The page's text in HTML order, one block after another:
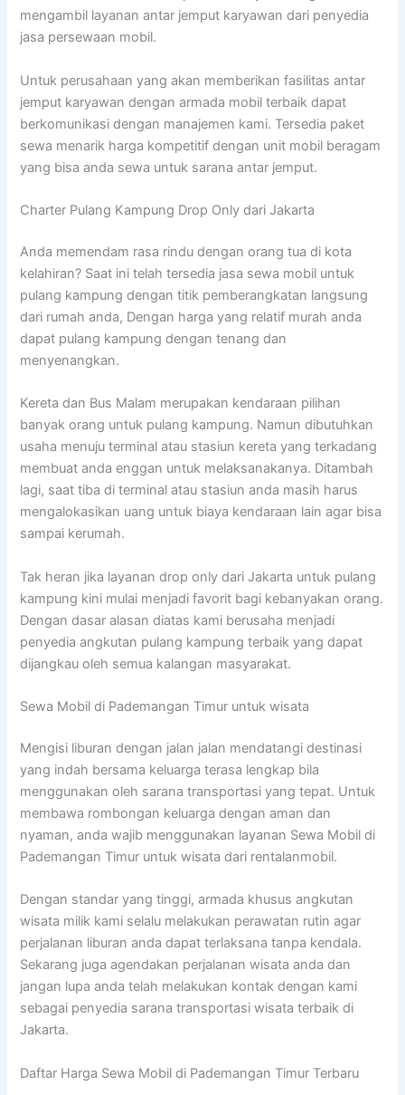
mengambil layanan antar jemput karyawan dari penyedia
jasa persewaan mobil.
Untuk perusahaan yang akan memberikan fasilitas antar
jemput karyawan dengan armada mobil terbaik dapat
berkomunikasi dengan manajemen kami. Tersedia paket
sewa menarik harga kompetitif dengan unit mobil beragam
yang bisa anda sewa untuk sarana antar jemput.
Charter Pulang Kampung Drop Only dari Jakarta
Anda memendam rasa rindu dengan orang tua di kota
kelahiran? Saat ini telah tersedia jasa sewa mobil untuk
pulang kampung dengan titik pemberangkatan langsung
dari rumah anda, Dengan harga yang relatif murah anda
dapat pulang kampung dengan tenang dan
menyenangkan.
Kereta dan Bus Malam merupakan kendaraan pilihan
banyak orang untuk pulang kampung. Namun dibutuhkan
usaha menuju terminal atau stasiun kereta yang terkadang
membuat anda enggan untuk melaksanakanya. Ditambah
lagi, saat tiba di terminal atau stasiun anda masih harus
mengalokasikan uang untuk biaya kendaraan lain agar bisa
sampai kerumah.
Tak heran jika layanan drop only dari Jakarta untuk pulang
kampung kini mulai menjadi favorit bagi kebanyakan orang.
Dengan dasar alasan diatas kami berusaha menjadi
penyedia angkutan pulang kampung terbaik yang dapat
dijangkau oleh semua kalangan masyarakat.
Sewa Mobil di Pademangan Timur untuk wisata
Mengisi liburan dengan jalan jalan mendatangi destinasi
yang indah bersama keluarga terasa lengkap bila
menggunakan oleh sarana transportasi yang tepat. Untuk
membawa rombongan keluarga dengan aman dan
nyaman, anda wajib menggunakan layanan Sewa Mobil di
Pademangan Timur untuk wisata dari rentalanmobil.
Dengan standar yang tinggi, armada khusus angkutan
wisata milik kami selalu melakukan perawatan rutin agar
perjalanan liburan anda dapat terlaksana tanpa kendala.
Sekarang juga agendakan perjalanan wisata anda dan
jangan lupa anda telah melakukan kontak dengan kami
sebagai penyedia sarana transportasi wisata terbaik di
Jakarta.
Daftar Harga Sewa Mobil di Pademangan Timur Terbaru